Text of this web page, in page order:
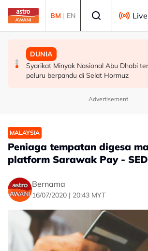
Skip to main content
BM | EN Live
SUKAN
Gol Pavithran bawa Harimau Malaya
Piala ASEAN
SUKAN
Aliff Rakib hadiah rumah RM1 juta
DUNIA
Syarikat Minyak Nasional Abu Dhabi
peluru berpandu di Selat Hormuz
Advertisement
MALAYSIA
Peniaga tempatan digesa
platform Sarawak Pay -
Bernama
16/07/2020 | 20:43 MYT